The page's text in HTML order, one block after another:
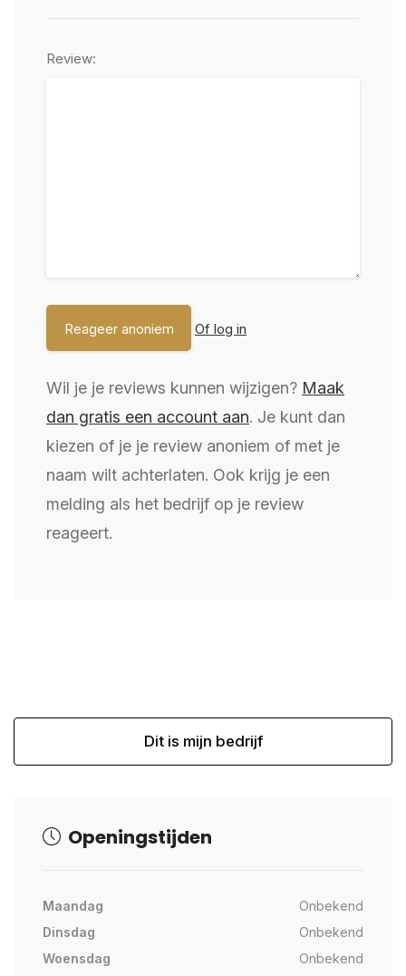
Review:
Of log in
Wil je je reviews kunnen wijzigen? Maak
dan gratis een account aan. Je kunt dan
kiezen of je je review anoniem of met je
naam wilt achterlaten. Ook krijg je een
melding als het bedrijf op je review
reageert.
Dit is mijn bedrijf
Openingstijden
Maandag
Onbekend
Dinsdag
Onbekend
Woensdag
Onbekend